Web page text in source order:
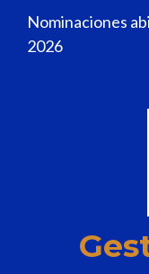
Nominaciones
2026